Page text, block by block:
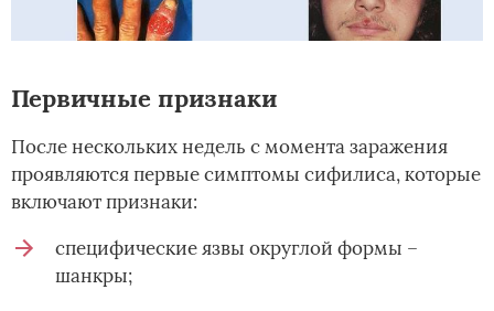
Первичные признаки
После нескольких недель с момента заражения
проявляются первые симптомы сифилиса, которые
включают признаки:
специфические язвы округлой формы –
шанкры;